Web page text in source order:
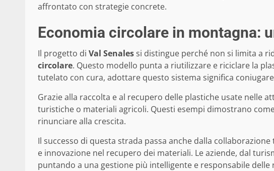
affrontato con strategie concrete.
Economia circolare in montagna:
Il progetto di Val Senalessi distingue perché non si limita a
circolare. Questo modello punta a riutilizzare e riciclare la
tutelato con cura, adottare questo sistema significa
Grazie alla raccolta e al recupero delle plastiche usate
turistiche o materiali agricoli. Questi esempi dimostrano
rinunciare alla crescita.
Il successo di questa strada passa anche dalla
e innovazione nel recupero dei materiali. Le aziende, dal
puntando a una gestione più intelligente e responsabile delle